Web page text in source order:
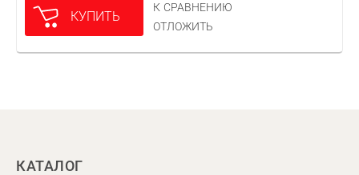
КУПИТЬ
К СРАВНЕНИЮ
ОТЛОЖИТЬ
КАТАЛОГ